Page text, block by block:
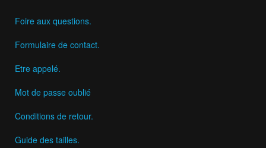
Foire aux questions.
Formulaire de contact.
Etre appelé.
Mot de passe oublié
Conditions de retour.
Guide des tailles.